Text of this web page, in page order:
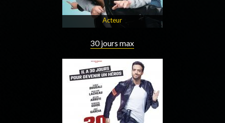
Acteur
30 jours max